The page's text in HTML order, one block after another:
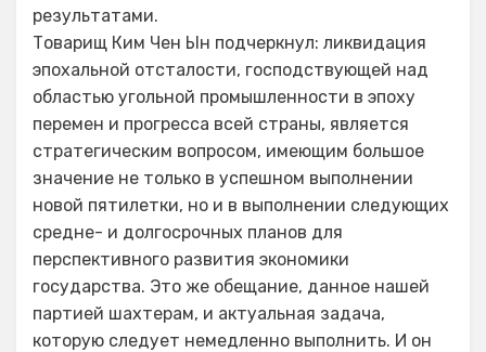
результатами.
Товарищ Ким Чен Ын подчеркнул: ликвидация
эпохальной отсталости, господствующей над
областью угольной промышленности в эпоху
перемен и прогресса всей страны, является
стратегическим вопросом, имеющим большое
значение не только в успешном выполнении
новой пятилетки, но и в выполнении следующих
средне- и долгосрочных планов для
перспективного развития экономики
государства. Это же обещание, данное нашей
партией шахтерам, и актуальная задача,
которую следует немедленно выполнить. И он